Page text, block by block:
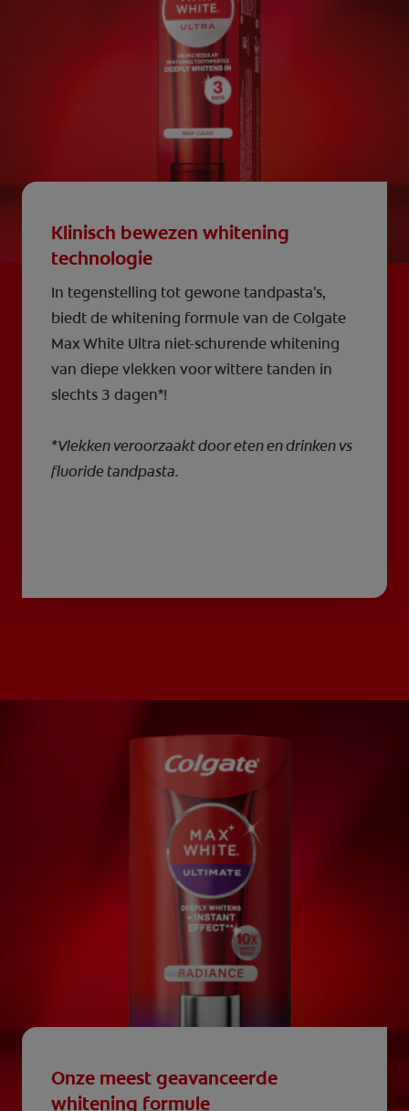
Klinisch bewezen whitening
technologie
In tegenstelling tot gewone tandpasta's,
biedt de whitening formule van de Colgate
Max White Ultra niet-schurende whitening
van diepe vlekken voor wittere tanden in
slechts 3 dagen*!
*Vlekken veroorzaakt door eten en drinken vs
fluoride tandpasta.
Onze meest geavanceerde
whitening formule